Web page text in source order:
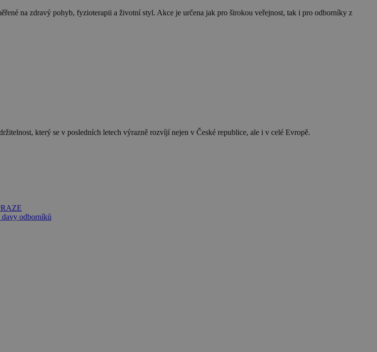
na zdravý pohyb, fyzioterapii a životní styl. Akce je určena jak pro širokou veřejnost, tak i pro odborníky z
který se v posledních letech výrazně rozvíjí nejen v České republice, ale i v celé Evropě.
davy odborníků